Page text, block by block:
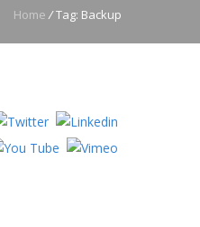
Home /Tag: Backup